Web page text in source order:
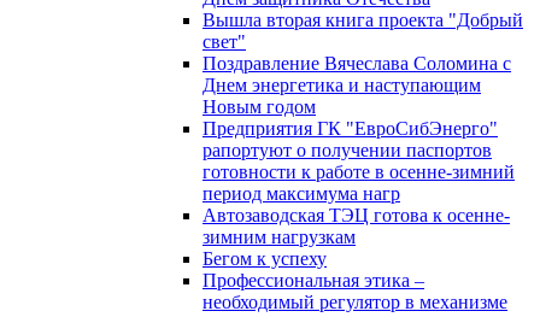
Вышла вторая книга проекта "Добрый
свет"
Поздравление Вячеслава Соломина с
Днем энергетика и наступающим
Новым годом
Предприятия ГК "ЕвроСибЭнерго"
рапортуют о получении паспортов
готовности к работе в осенне-зимний
период максимума нагр
Автозаводская ТЭЦ готова к осенне-
зимним нагрузкам
Бегом к успеху
Профессиональная этика –
необходимый регулятор в механизме